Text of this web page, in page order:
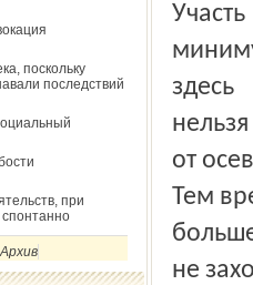
поскольку
последствий
при
Архив
здесь
от
Тем
не